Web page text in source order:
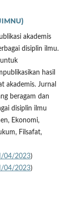
akademis
disiplin ilmu.
hasil
akademis. Jurnal
beragam dan
disiplin ilmu
Ekonomi,
Filsafat,
04/2023)
04/2023)